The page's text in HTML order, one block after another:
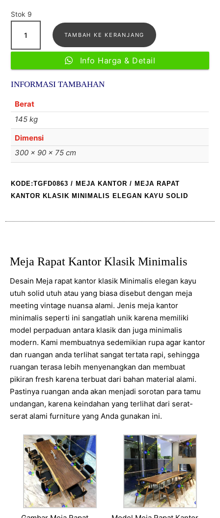
Stok 9
Meja
Rapat
Minimalis
elegan
Kayu
Solid
TAMBAH KE KERANJANG
Info Harga & Detail
INFORMASI TAMBAHAN
Berat
145 kg
Dimensi
300 × 90 × 75 cm
KODE:TGFD0863 / MEJA KANTOR / MEJA RAPAT
KANTOR KLASIK MINIMALIS ELEGAN KAYU SOLID
Meja Rapat Kantor Klasik Minimalis
Desain Meja rapat kantor klasik Minimalis elegan kayu
utuh solid utuh atau yang biasa disebut dengan meja
meeting vintage nuansa alami. Jenis meja kantor
minimalis seperti ini sangatlah unik karena memiliki
model perpaduan antara klasik dan juga minimalis
modern. Kami membuatnya sedemikian rupa agar kantor
dan ruangan anda terlihat sangat tertata rapi, sehingga
ruangan terasa lebih menyenangkan dan membuat
pikiran fresh karena terbuat dari bahan material alami.
Pastinya ruangan anda akan menjadi sorotan para tamu
undangan, karena keindahan yang terlihat dari serat-
serat alami furniture yang Anda gunakan ini.